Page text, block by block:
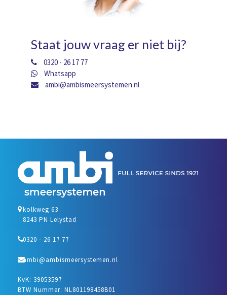
Staat jouw vraag er niet bij?
0320 - 26 17 77
Whatsapp
ambi@ambismeersystemen.nl
kolkweg 63
8243 PN Lelystad
0320 - 26 17 77
ambi@ambismeersystemen.nl
KvK: 39053597
BTW Nummer: NL801198458B01